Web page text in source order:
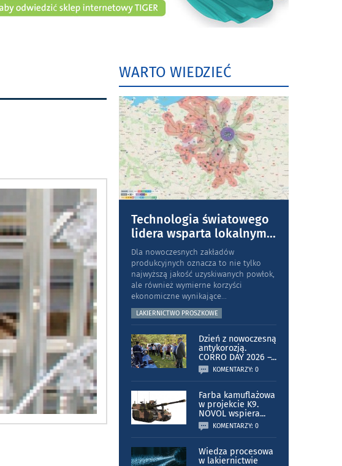
WARTO WIEDZIEĆ
Technologia światowego
lidera wsparta lokalnym...
Dla nowoczesnych zakładów
produkcyjnych oznacza to nie tylko
najwyższą jakość uzyskiwanych powłok,
ale również wymierne korzyści
ekonomiczne wynikające...
LAKIERNICTWO PROSZKOWE
Dzień z nowoczesną
antykorozją.
CORRO DAY 2026 –...
KOMENTARZY: 0
Farba kamuflażowa
w projekcie K9.
NOVOL wspiera...
KOMENTARZY: 0
Wiedza procesowa
w lakiernictwie